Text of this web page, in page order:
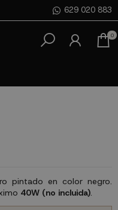
629 020 883
0
pintado en color negro.
40W (no incluida).